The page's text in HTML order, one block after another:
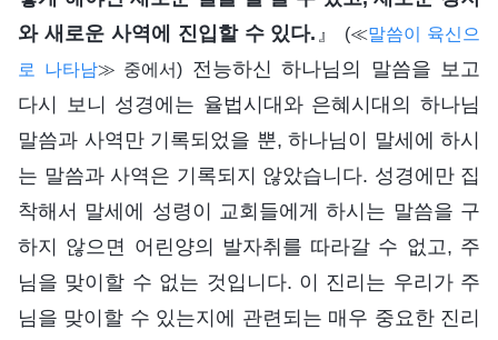
와 새로운 사역에 진입할 수 있다. 』 (≪말씀이 육신으
로 나타남≫ 중에서) 전능하신 하나님의 말씀을 보고
다시 보니 성경에는 율법시대와 은혜시대의 하나님
말씀과 사역만 기록되었을 뿐, 하나님이 말세에 하시
는 말씀과 사역은 기록되지 않았습니다. 성경에만 집
착해서 말세에 성령이 교회들에게 하시는 말씀을 구
하지 않으면 어린양의 발자취를 따라갈 수 없고, 주
님을 맞이할 수 없는 것입니다. 이 진리는 우리가 주
님을 맞이할 수 있는지에 관련되는 매우 중요한 진리